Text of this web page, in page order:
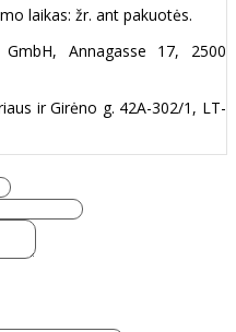
laikas: žr. ant pakuotės.
Annagasse 17, 2500
ir Girėno g. 42A-302/1, LT-